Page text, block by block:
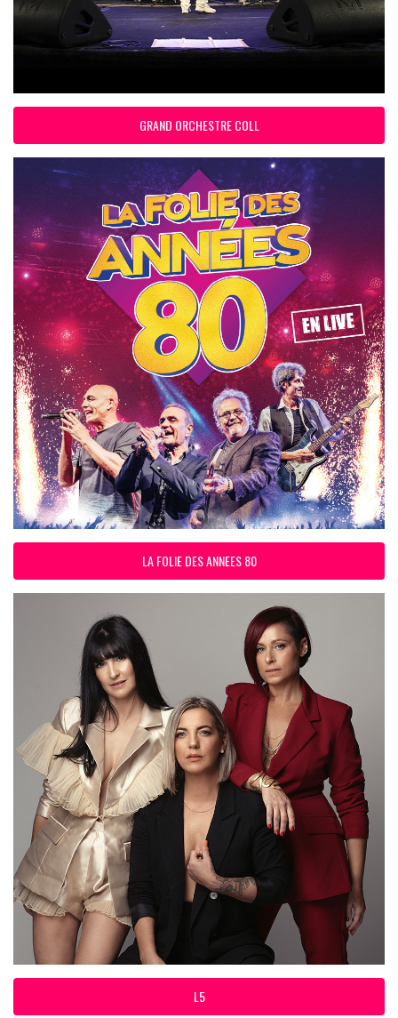
GRAND ORCHESTRE COLL
LA FOLIE DES ANNEES 80
L5